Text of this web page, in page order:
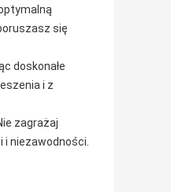
się
doskonałe
i z
zagrażaj
i niezawodności.